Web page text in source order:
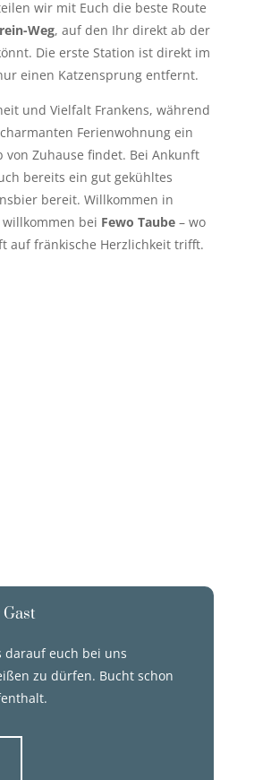
wir mit Euch die beste Route
Weg, auf den Ihr direkt ab der
Die erste Station ist direkt im
einen Katzensprung entfernt.
und Vielfalt Frankens, während
Ferienwohnung ein
von Zuhause findet. Bei Ankunft
bereits ein gut gekühltes
bereit. Willkommen in
bei Fewo Taube– wo
auf fränkische Herzlichkeit trifft.
darauf euch bei uns
zu dürfen. Bucht schon